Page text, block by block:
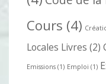
Cours (4)
Locales Livres (2)
Emissions (1) Emploi (1)